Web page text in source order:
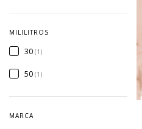
MILILITROS
30 (1)
50 (1)
MARCA